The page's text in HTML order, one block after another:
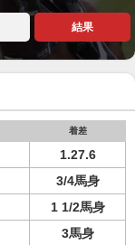
結果
着差
1.27.6
3/4馬身
1 1/2馬身
3馬身